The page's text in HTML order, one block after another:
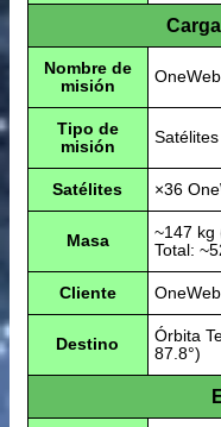
Nombre de
misión
Tipo de
misión
Satélites ×36
Masa
~147 kg
Total:
Cliente
Destino
Órbita
87.8°)